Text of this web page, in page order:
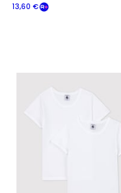
13,60 €